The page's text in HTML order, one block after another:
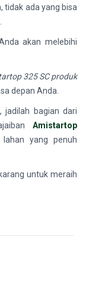
tidak ada yang bisa
akan melebihi
325 SC produk
depan Anda.
jadilah bagian dari
Amistartop
yang penuh
untuk meraih